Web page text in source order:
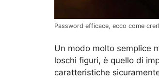
Password efficace, ecco come
Un modo molto semplice
loschi figuri, è quello di
caratteristiche